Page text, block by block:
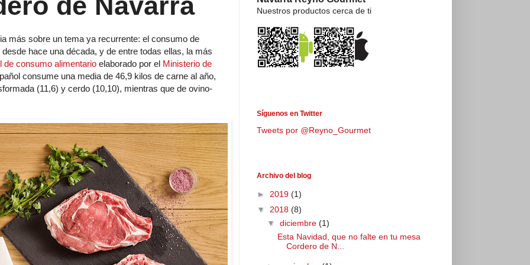
más sobre un tema ya recurrente: el consumo de
hace una década, y de entre todas ellas, la más
de consumo alimentario elaborado por el Ministerio de
consume una media de 46,9 kilos de carne al año,
(11,6) y cerdo (10,10), mientras que de ovino-
Nuestros productos cerca de ti
Síguenos en Twitter
Tweets por @Reyno_Gourmet
Archivo del blog
► 2019 (1)
▼ 2018 (8)
▼ diciembre (1)
Esta Navidad, que no falte en tu mesa
Cordero de N...